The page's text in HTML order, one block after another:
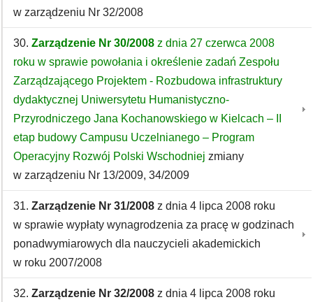
w zarządzeniu Nr 32/2008
30. Zarządzenie Nr 30/2008 z dnia 27 czerwca 2008
roku w sprawie powołania i określenie zadań Zespołu
Zarządzającego Projektem - Rozbudowa infrastruktury
dydaktycznej Uniwersytetu Humanistyczno-
Przyrodniczego Jana Kochanowskiego w Kielcach – II
etap budowy Campusu Uczelnianego – Program
Operacyjny Rozwój Polski Wschodniej zmiany
w zarządzeniu Nr 13/2009, 34/2009
31. Zarządzenie Nr 31/2008 z dnia 4 lipca 2008 roku
w sprawie wypłaty wynagrodzenia za pracę w godzinach
ponadwymiarowych dla nauczycieli akademickich
w roku 2007/2008
32. Zarządzenie Nr 32/2008 z dnia 4 lipca 2008 roku